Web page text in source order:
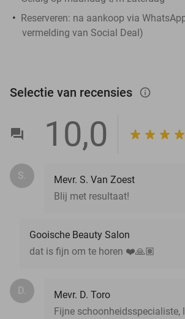
Reserveren: na aankoop via
vermelding van Social Deal)
Selectie van recensies info_outlined
10,0
S.
Mevr. S. Van Zoest
Blij met resultaat!
Gooische Beauty Salon
dat is fijn om te horen ❤️🙏🏽
D.
Mevr. D. Toro
Fijne schoonheidsspecialiste,